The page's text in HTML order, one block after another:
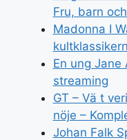
Fru, barn
Madonna I
kultklassikern
En ung Jane
streaming
GT – Vä t
nöje –
Johan Falk